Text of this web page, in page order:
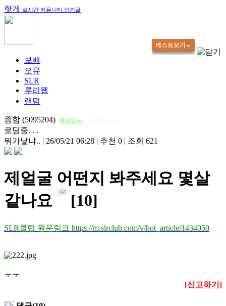
핫게 실시간 커뮤니티 인기글
보배
오유
SLR
루리웹
랜덤
종합 (5095204) 썸네일on
로딩중. . .
뭐가낳냐.. | 26/05/21 06:28 | 추천 0 | 조회 621
제얼굴 어떤지 봐주세요 몇살
같나요
+165 [10]
SLR클럽 원문링크 https://m.slrclub.com/v/hot_article/1434050
ㅜㅜ
[신고하기]